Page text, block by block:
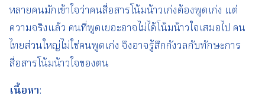
หลายคนมักเข้าใจว่าคนสื่อสารโน้มน้าวเก่งต้องพูดเก่ง แต่
ความจริงแล้ว คนที่พูดเยอะอาจไม่ได้โน้มน้าวใจเสมอไป คน
ไทยส่วนใหญ่ไม่ใช่คนพูดเก่ง จึงอาจรู้สึกกังวลกับทักษะการ
สื่อสารโน้มน้าวใจของตน
เนื้อหา: